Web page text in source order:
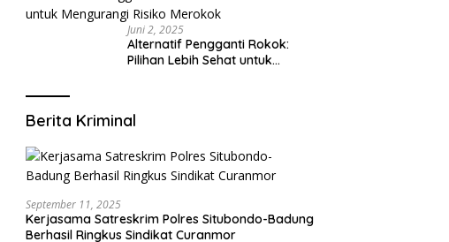
Juni 2, 2025
Alternatif Pengganti Rokok:
Pilihan Lebih Sehat untuk
Berita Kriminal
September 11, 2025
Kerjasama Satreskrim Polres Situbondo-Badung
Berhasil Ringkus Sindikat Curanmor